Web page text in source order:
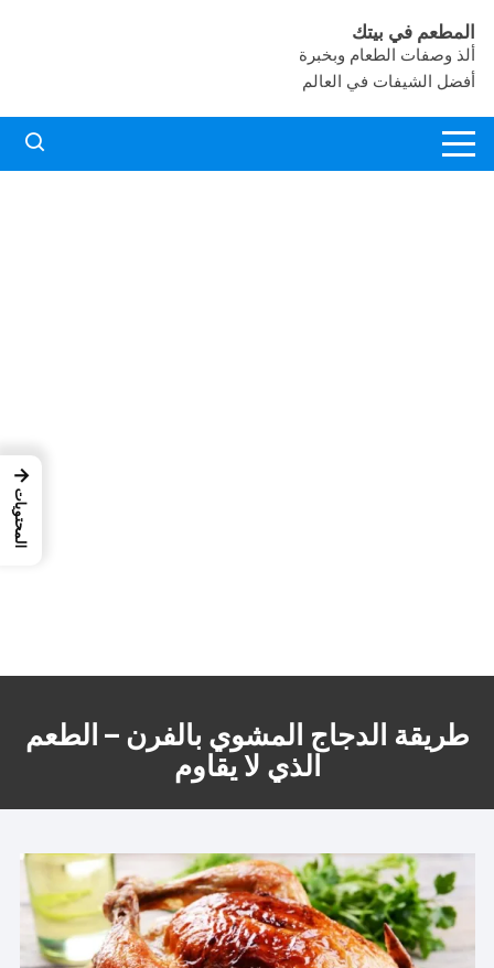
إلى
المحتوى
المطعم في بيتك
ألذ وصفات الطعام وبخبرة
أفضل الشيفات في العالم
طريقة الدجاج المشوي بالفرن – الطعم
الذي لا يقاوم
→
المحتويات